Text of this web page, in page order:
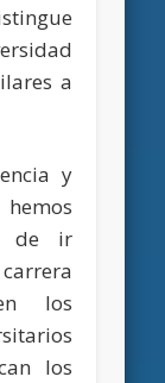
a
y
de ir
los
los